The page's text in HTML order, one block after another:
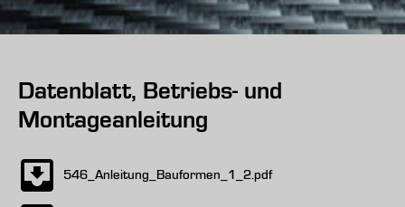
Datenblatt, Betriebs- und
Montageanleitung
546_Anleitung_Bauformen_1_2.pdf